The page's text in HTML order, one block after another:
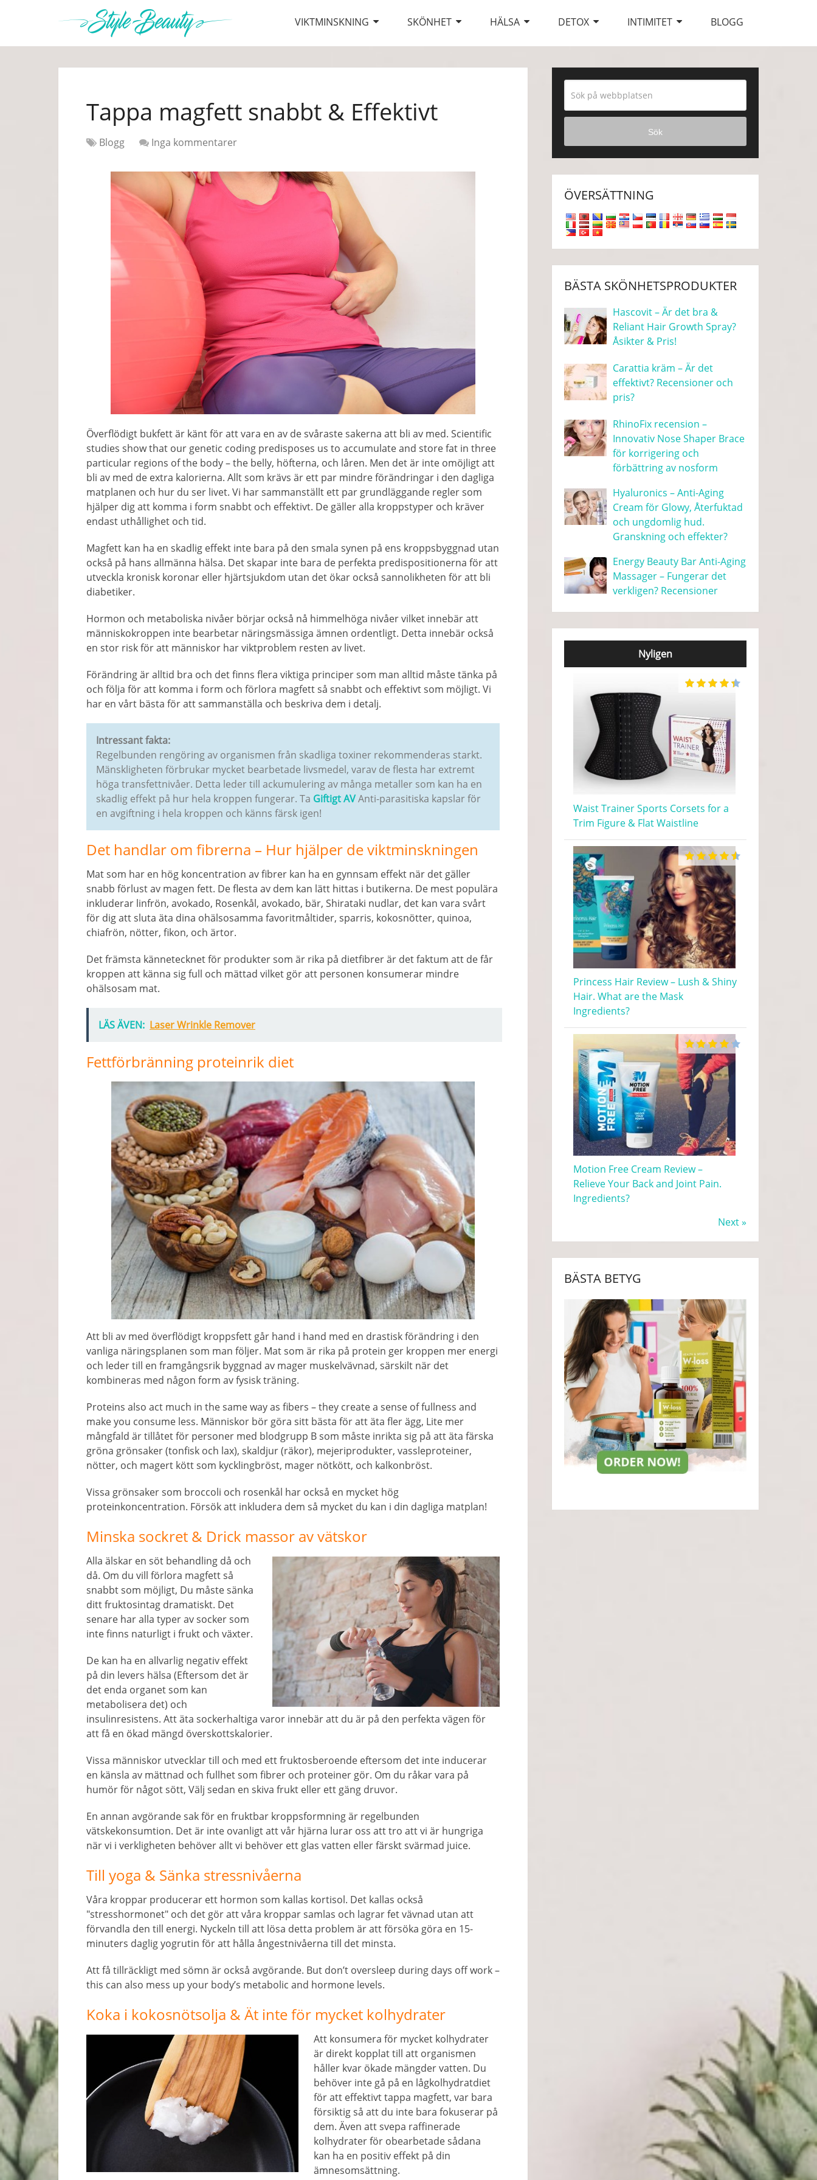
VIKTMINSKNING SKÖNHET HÄLSA DETOX INTIMITET BLOGG
Tappa magfett snabbt & Effektivt
Blogg Inga kommentarer
Överflödigt bukfett är känt för att vara en av de svåraste sakerna att bli av med. Scientific
studies show that our genetic coding predisposes us to accumulate and store fat in three
particular regions of the body–the belly, höfterna, och låren. Men det är inte omöjligt att
bli av med de extra kalorierna. Allt som krävs är ett par mindre förändringar i den dagliga
matplanen och hur du ser livet. Vi har sammanställt ett par grundläggande regler som
hjälper dig att komma i form snabbt och effektivt. De gäller alla kroppstyper och kräver
endast uthållighet och tid.
Magfett kan ha en skadlig effekt inte bara på den smala synen på ens kroppsbyggnad utan
också på hans allmänna hälsa. Det skapar inte bara de perfekta predispositionerna för att
utveckla kronisk koronar eller hjärtsjukdom utan det ökar också sannolikheten för att bli
diabetiker.
Hormon och metaboliska nivåer börjar också nå himmelhöga nivåer vilket innebär att
människokroppen inte bearbetar näringsmässiga ämnen ordentligt. Detta innebär också
en stor risk för att människor har viktproblem resten av livet.
Förändring är alltid bra och det finns flera viktiga principer som man alltid måste tänka på
och följa för att komma i form och förlora magfett så snabbt och effektivt som möjligt. Vi
har en vårt bästa för att sammanställa och beskriva dem i detalj.
Intressant fakta:
Regelbunden rengöring av organismen från skadliga toxiner rekommenderas starkt.
Mänskligheten förbrukar mycket bearbetade livsmedel, varav de flesta har extremt
höga transfettnivåer. Detta leder till ackumulering av många metaller som kan ha en
skadlig effekt på hur hela kroppen fungerar. Ta Giftigt AVAnti-parasitiska kapslar för
en avgiftning i hela kroppen och känns färsk igen!
Det handlar om fibrerna – Hur hjälper de viktminskningen
Mat som har en hög koncentration av fibrer kan ha en gynnsam effekt när det gäller
snabb förlust av magen fett. De flesta av dem kan lätt hittas i butikerna. De mest populära
inkluderar linfrön, avokado, Rosenkål, avokado, bär, Shirataki nudlar, det kan vara svårt
för dig att sluta äta dina ohälsosamma favoritmåltider, sparris, kokosnötter, quinoa,
chiafrön, nötter, fikon, och ärtor.
Det främsta kännetecknet för produkter som är rika på dietfibrer är det faktum att de får
kroppen att känna sig full och mättad vilket gör att personen konsumerar mindre
ohälsosam mat.
LÄS ÄVEN: Laser Wrinkle Remover
Fettförbränning proteinrik diet
Att bli av med överflödigt kroppsfett går hand i hand med en drastisk förändring i den
vanliga näringsplanen som man följer. Mat som är rika på protein ger kroppen mer energi
och leder till en framgångsrik byggnad av mager muskelvävnad, särskilt när det
kombineras med någon form av fysisk träning.
Proteins also act much in the same way as fibers –they create a sense of fullness and
make you consume less. Människor bör göra sitt bästa för att äta fler ägg, Lite mer
mångfald är tillåtet för personer med blodgrupp B som måste inrikta sig på att äta färska
gröna grönsaker (tonfisk och lax), skaldjur (räkor), mejeriprodukter, vassleproteiner,
nötter, och magert kött som kycklingbröst, mager nötkött, och kalkonbröst.
Vissa grönsaker som broccoli och rosenkål har också en mycket hög
proteinkoncentration. Försök att inkludera dem så mycket du kan i din dagliga matplan!
Minska sockret & Drick massor av vätskor
Alla älskar en söt behandling då och
då. Om du vill förlora magfett så
snabbt som möjligt, Du måste sänka
ditt fruktosintag dramatiskt. Det
senare har alla typer av socker som
inte finns naturligt i frukt och växter.
De kan ha en allvarlig negativ effekt
på din levers hälsa (Eftersom det är
det enda organet som kan
metabolisera det) och
insulinresistens. Att äta sockerhaltiga varor innebär att du är på den perfekta vägen för
att få en ökad mängd överskottskalorier.
Vissa människor utvecklar till och med ett fruktosberoende eftersom det inte inducerar
en känsla av mättnad och fullhet som fibrer och proteiner gör. Om du råkar vara på
humör för något sött, Välj sedan en skiva frukt eller ett gäng druvor.
En annan avgörande sak för en fruktbar kroppsformning är regelbunden
vätskekonsumtion. Det är inte ovanligt att vår hjärna lurar oss att tro att vi är hungriga
när vi i verkligheten behöver allt vi behöver ett glas vatten eller färskt svärmad juice.
Till yoga & Sänka stressnivåerna
Våra kroppar producerar ett hormon som kallas kortisol. Det kallas också
"stresshormonet" och det gör att våra kroppar samlas och lagrar fet vävnad utan att
förvandla den till energi. Nyckeln till att lösa detta problem är att försöka göra en 15-
minuters daglig yogrutin för att hålla ångestnivåerna till det minsta.
Att få tillräckligt med sömn är också avgörande. But don’t oversleep during days off work–
this can also mess up your body’s metabolic and hormone levels.
Koka i kokosnötsolja & Ät inte för mycket kolhydrater
Att konsumera för mycket kolhydrater
är direkt kopplat till att organismen
håller kvar ökade mängder vatten. Du
behöver inte gå på en lågkolhydratdiet
för att effektivt tappa magfett, var bara
försiktig så att du inte bara fokuserar på
dem. Även att svepa raffinerade
kolhydrater för obearbetade sådana
kan ha en positiv effekt på din
ämnesomsättning.
Sök
ÖVERSÄTTNING
BÄSTA SKÖNHETSPRODUKTER
Hascovit – Är det bra &
Reliant Hair Growth Spray?
Åsikter & Pris!
Carattia kräm – Är det
effektivt? Recensioner och
pris?
RhinoFix recension –
Innovativ Nose Shaper Brace
för korrigering och
förbättring av nosform
Hyaluronics – Anti-Aging
Cream för Glowy, Återfuktad
och ungdomlig hud.
Granskning och effekter?
Energy Beauty Bar Anti-Aging
Massager – Fungerar det
verkligen? Recensioner
Nyligen
Waist Trainer Sports Corsets for a
Trim Figure & Flat Waistline
Princess Hair Review – Lush & Shiny
Hair. What are the Mask
Ingredients?
Motion Free Cream Review –
Relieve Your Back and Joint Pain.
Ingredients?
Next »
BÄSTA BETYG